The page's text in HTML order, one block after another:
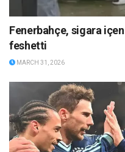
Fenerbahçe, sigara
feshetti
MARCH 31, 2026